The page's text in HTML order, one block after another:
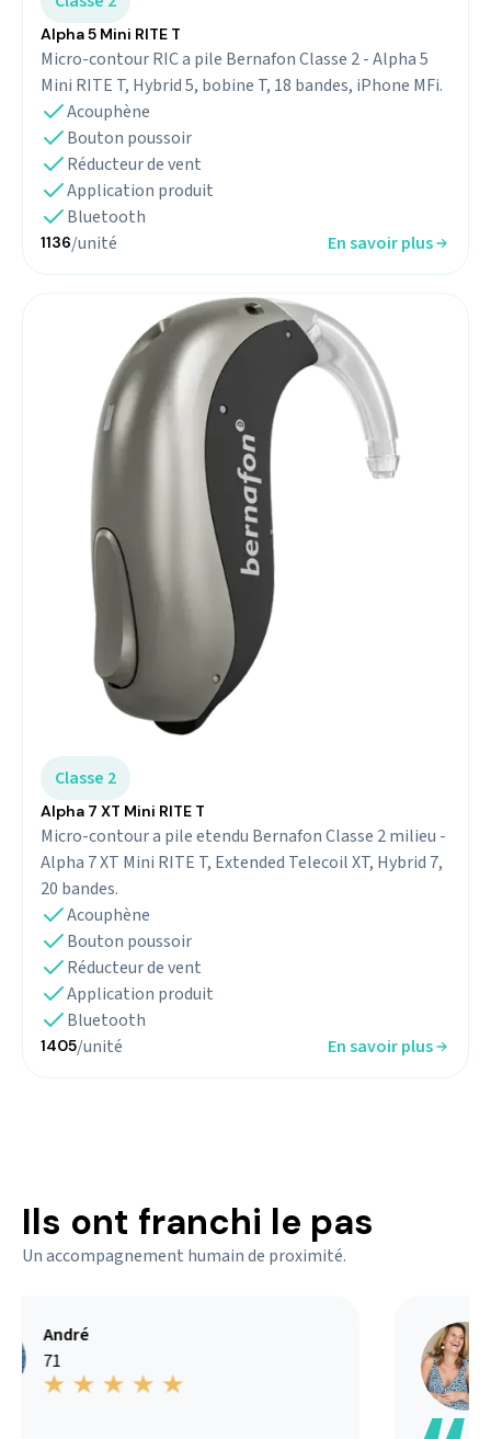
Alpha 5 Mini RITE T
Micro-contour RIC a pile Bernafon Classe 2 - Alpha 5
Mini RITE T, Hybrid 5, bobine T, 18 bandes, iPhone MFi.
Acouphène
Bouton poussoir
Réducteur de vent
Application produit
Bluetooth
1136/unité En savoir plus
Classe 2
Alpha 7 XT Mini RITE T
Micro-contour a pile etendu Bernafon Classe 2 milieu -
Alpha 7 XT Mini RITE T, Extended Telecoil XT, Hybrid 7,
20 bandes.
Acouphène
Bouton poussoir
Réducteur de vent
Application produit
Bluetooth
1405/unité En savoir plus
Ils ont franchi le pas
Un accompagnement humain de proximité.
André
71